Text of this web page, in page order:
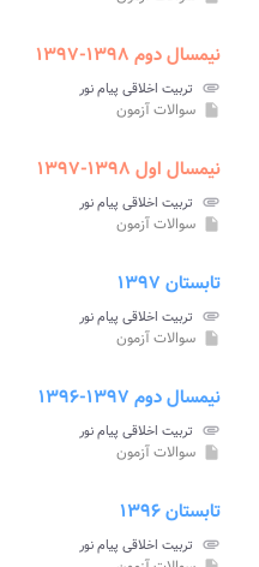
نیمسال دوم ۱۳۹۸-۱۳۹۷
attachment تربیت اخلاقی پیام نور
insert_drive_file سوالات آزمون
نیمسال اول ۱۳۹۸-۱۳۹۷
attachment تربیت اخلاقی پیام نور
insert_drive_file سوالات آزمون
تابستان ۱۳۹۷
attachment تربیت اخلاقی پیام نور
insert_drive_file سوالات آزمون
نیمسال دوم ۱۳۹۷-۱۳۹۶
attachment تربیت اخلاقی پیام نور
insert_drive_file سوالات آزمون
تابستان ۱۳۹۶
attachment تربیت اخلاقی پیام نور